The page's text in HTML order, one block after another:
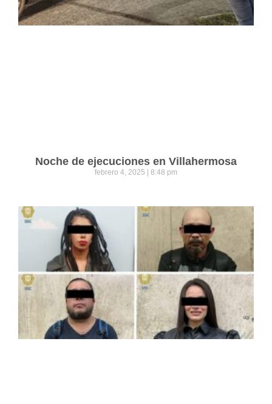
Noche de ejecuciones en Villahermosa
febrero 4, 2025 8:48 pm